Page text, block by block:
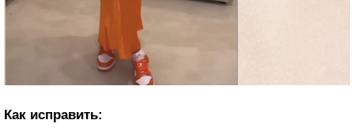
Как исправить: